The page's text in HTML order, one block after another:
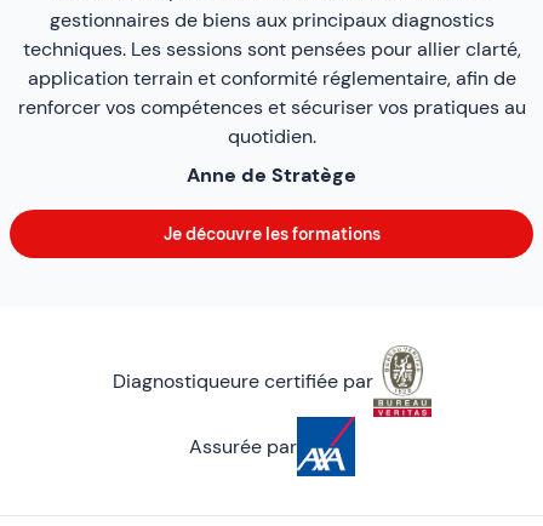
gestionnaires de biens aux principaux diagnostics
techniques. Les sessions sont pensées pour allier clarté,
application terrain et conformité réglementaire, afin de
renforcer vos compétences et sécuriser vos pratiques au
quotidien.
Anne de Stratège
Je découvre les formations
Diagnostiqueure certifiée par
Assurée par